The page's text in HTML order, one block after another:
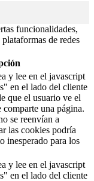
funcionalidades,
de redes
y lee en el javascript
en el lado del cliente
que el usuario ve el
comparte una página.
se reenvían a
las cookies podría
inesperado para los
y lee en el javascript
en el lado del cliente